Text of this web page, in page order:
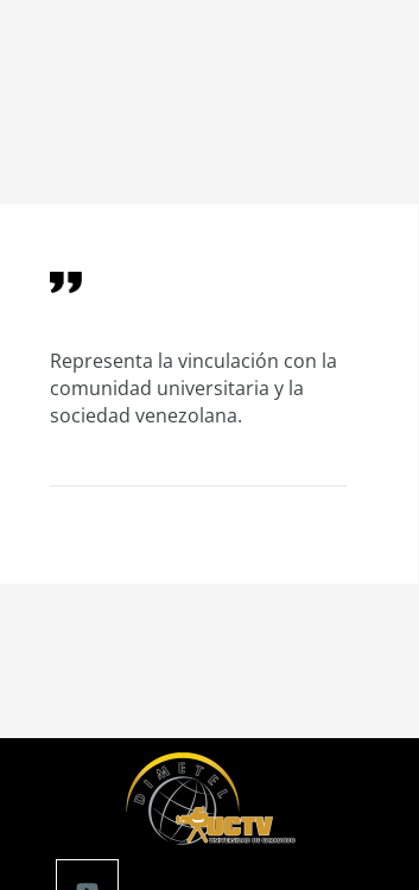
Representa la vinculación con la
comunidad universitaria y la
sociedad venezolana.